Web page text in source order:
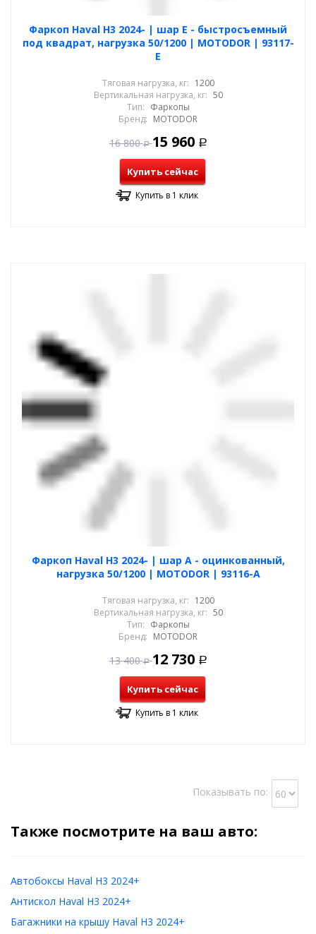
Фаркоп Haval H3 2024- | шар E - быстросъемный
под квадрат, нагрузка 50/1200 | MOTODOR | 93117-
E
Тяговая нагрузка, кг: 1200
Вертикальная нагрузка, кг: 50
Тип: Фаркопы
Бренд: MOTODOR
16 800 Р 15 960 Р
Купить сейчас
Купить в 1 клик
Фаркоп Haval H3 2024- | шар A - оцинкованный,
нагрузка 50/1200 | MOTODOR | 93116-A
Тяговая нагрузка, кг: 1200
Вертикальная нагрузка, кг: 50
Тип: Фаркопы
Бренд: MOTODOR
13 400 Р 12 730 Р
Купить сейчас
Купить в 1 клик
Показывать по:
Также посмотрите на ваш авто:
Автобоксы Haval H3 2024+
Антискол Haval H3 2024+
Багажники на крышу Haval H3 2024+